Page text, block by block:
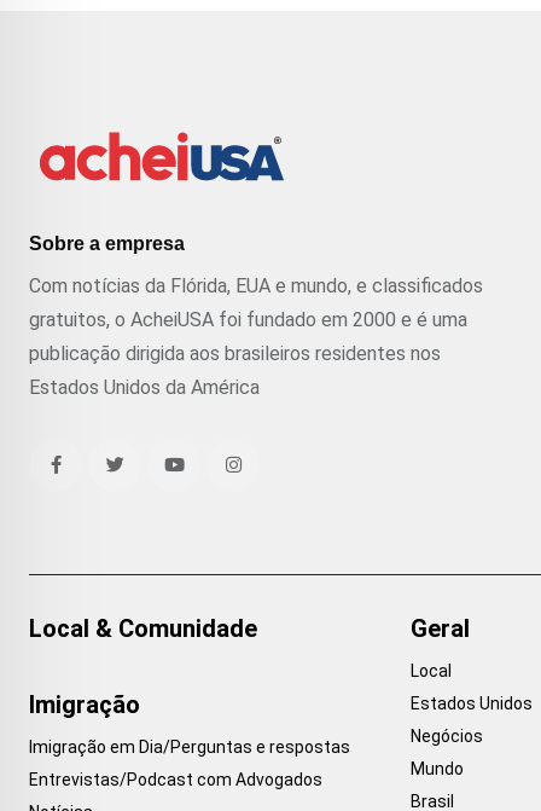
Sobre a empresa
Com notícias da Flórida, EUA e mundo, e classificados
gratuitos, o AcheiUSA foi fundado em 2000 e é uma
publicação dirigida aos brasileiros residentes nos
Estados Unidos da América
Local & Comunidade
Imigração
Imigração em Dia/Perguntas e respostas
Entrevistas/Podcast com Advogados
Geral
Local
Estados Unidos
Negócios
Mundo
Brasil